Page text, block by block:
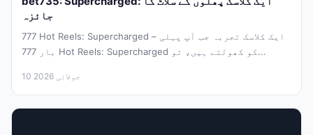
جائزہ
777 Hot Reels: Supercharged – ایک کلاسک تجربہ جب آپ پہلی
بار 777 Hot Reels: Supercharged کو کھولتے ہیں، تو...
10 جولائی 2026